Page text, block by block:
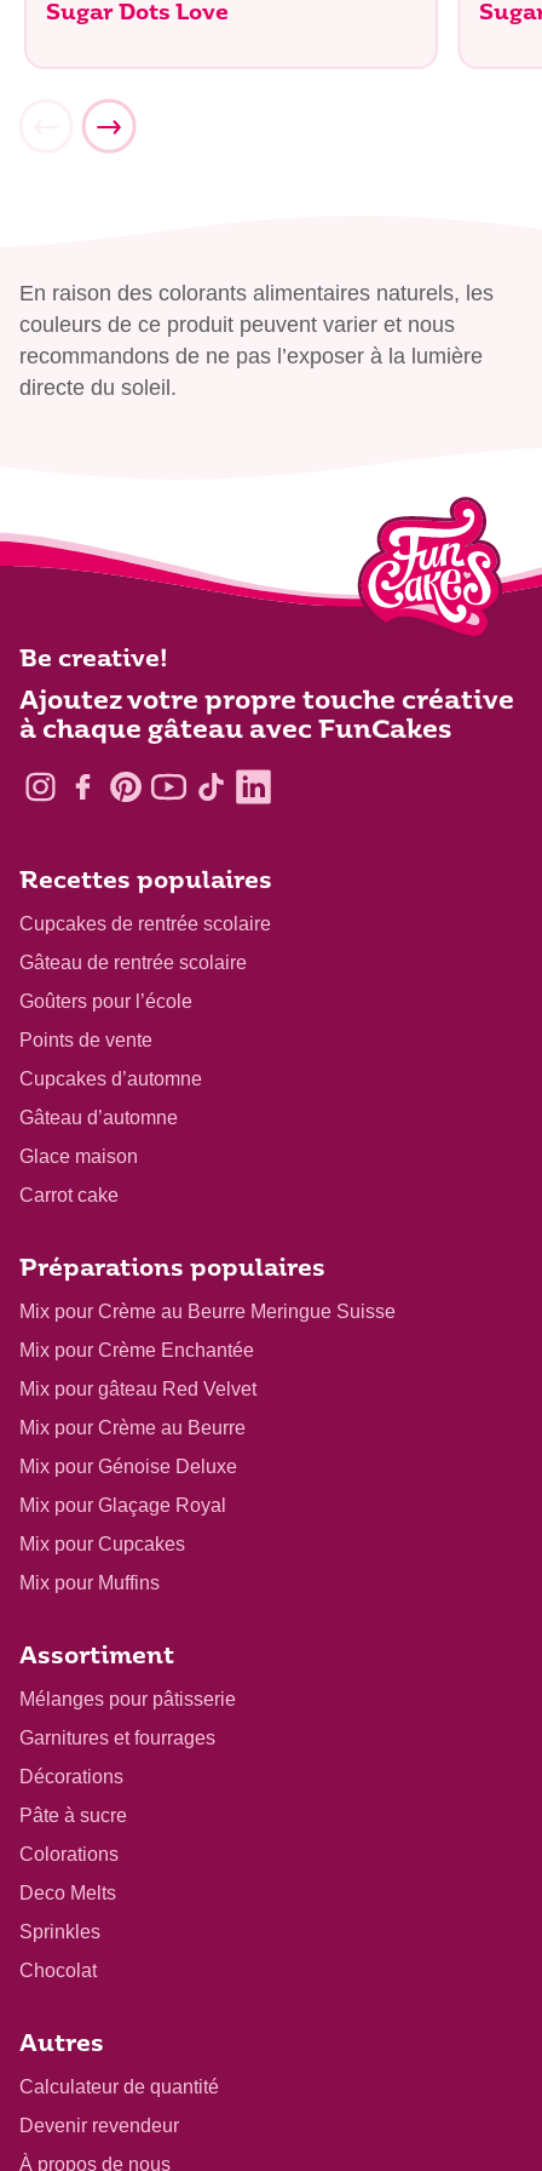
Sugar Dots Love
En raison des colorants alimentaires naturels, les
couleurs de ce produit peuvent varier et nous
recommandons de ne pas l’exposer à la lumière
directe du soleil.
Be creative!
Ajoutez votre propre touche créative
à chaque gâteau avec FunCakes
Recettes populaires
Cupcakes de rentrée scolaire
Gâteau de rentrée scolaire
Goûters pour l’école
Points de vente
Cupcakes d’automne
Gâteau d’automne
Glace maison
Carrot cake
Préparations populaires
Mix pour Crème au Beurre Meringue Suisse
Mix pour Crème Enchantée
Mix pour gâteau Red Velvet
Mix pour Crème au Beurre
Mix pour Génoise Deluxe
Mix pour Glaçage Royal
Mix pour Cupcakes
Mix pour Muffins
Assortiment
Mélanges pour pâtisserie
Garnitures et fourrages
Décorations
Pâte à sucre
Colorations
Deco Melts
Sprinkles
Chocolat
Autres
Calculateur de quantité
Devenir revendeur
À propos de nous